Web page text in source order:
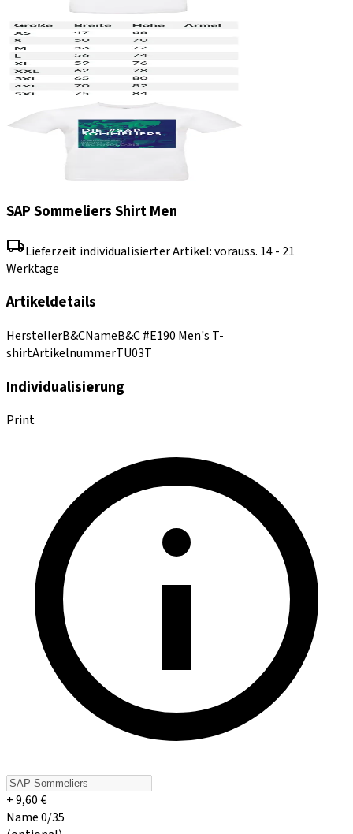
SAP Sommeliers Shirt Men
Lieferzeit individualisierter Artikel: vorauss. 14 - 21
Werktage
Artikeldetails
HerstellerB&CNameB&C #E190 Men's T-
shirtArtikelnummerTU03T
Individualisierung
Print
+ 9,60 €
Name 0/35